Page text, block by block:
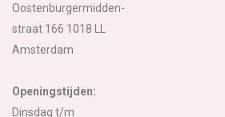
Oostenburgermidden-
straat 166 1018 LL
Amsterdam
Openingstijden:
Dinsdag t/m